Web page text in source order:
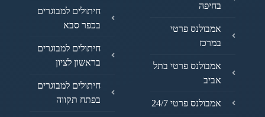
בחיפה
אמבולנס פרטי
במרכז
אמבולנס פרטי בתל
אביב
אמבולנס פרטי 24/7
חיתולים למבוגרים
בכפר סבא
חיתולים למבוגרים
בראשון לציון
חיתולים למבוגרים
בפתח תקווה